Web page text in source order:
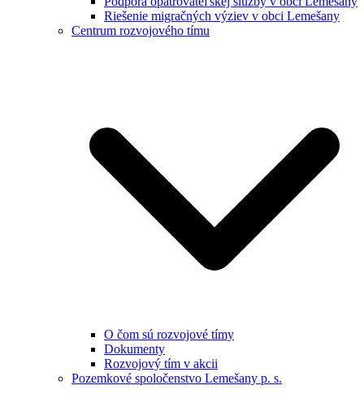
Riešenie migračných výziev v obci Lemešany
Centrum rozvojového tímu
O čom sú rozvojové tímy
Dokumenty
Rozvojový tím v akcii
Pozemkové spoločenstvo Lemešany p. s.